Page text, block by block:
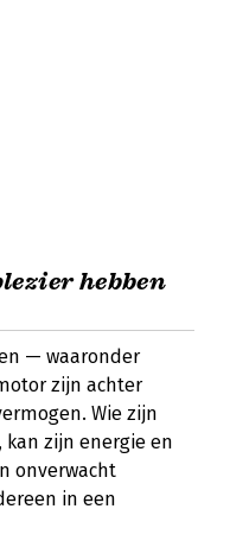
hebben
— waaronder
zijn achter
Wie zijn
zijn energie en
onverwacht
in een